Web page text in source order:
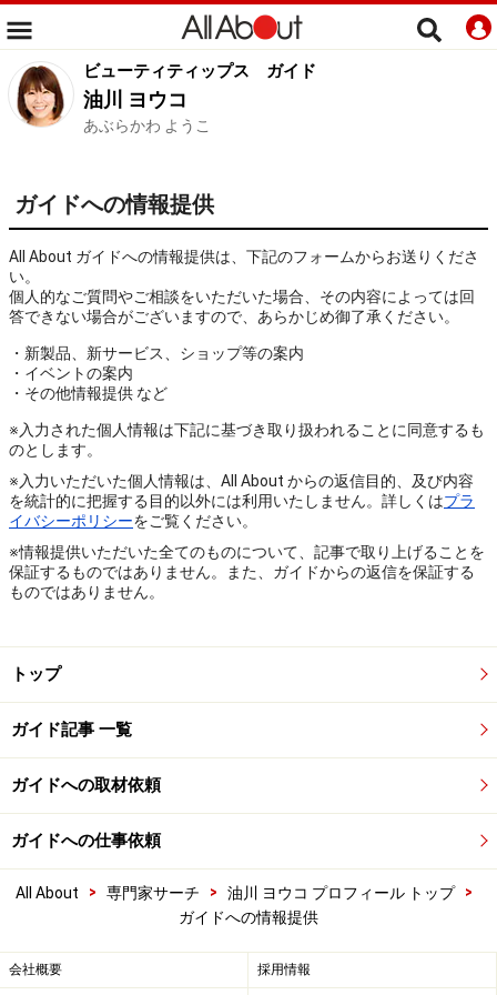
ビューティティップス ガイド
油川 ヨウコ
あぶらかわ ようこ
ガイドへの情報提供
All About ガイドへの情報提供は、下記のフォームからお送りくださ
い。
個人的なご質問やご相談をいただいた場合、その内容によっては回
答できない場合がございますので、あらかじめ御了承ください。
・新製品、新サービス、ショップ等の案内
・イベントの案内
・その他情報提供 など
※入力された個人情報は下記に基づき取り扱われることに同意するも
のとします。
※入力いただいた個人情報は、All About からの返信目的、及び内容
を統計的に把握する目的以外には利用いたしません。詳しくはプラ
イバシーポリシーをご覧ください。
※情報提供いただいた全てのものについて、記事で取り上げることを
保証するものではありません。また、ガイドからの返信を保証する
ものではありません。
トップ
ガイド記事 一覧
ガイドへの取材依頼
ガイドへの仕事依頼
All About > 専門家サーチ > 油川 ヨウコ プロフィール トップ
>
ガイドへの情報提供
会社概要 採用情報